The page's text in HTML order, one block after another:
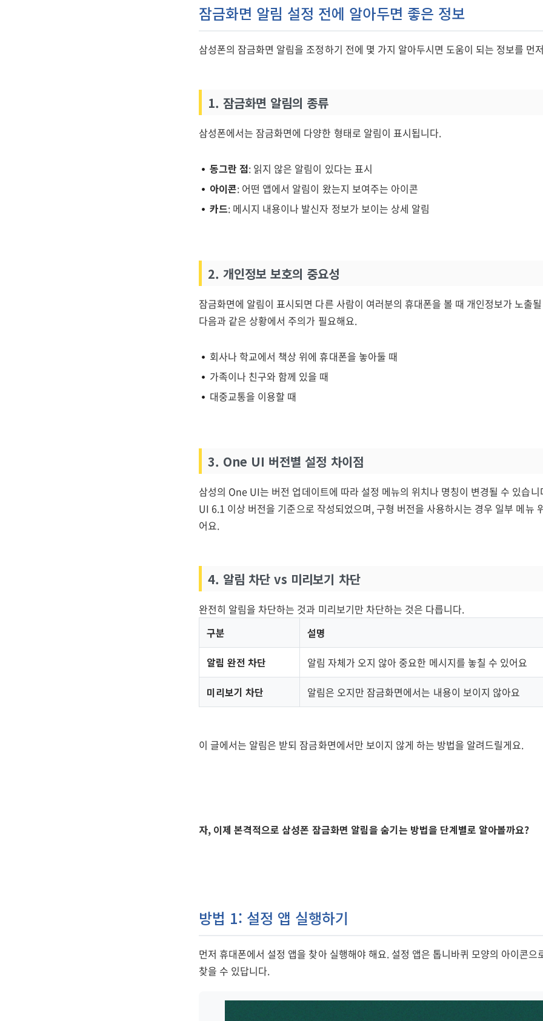
잠금화면 알림 설정 전에 알아두면 좋은 정보
삼성폰의 잠금화면 알림을 조정하기 전에 몇 가지 알아두시면 도움이 되는 정보를 먼
1. 잠금화면 알림의 종류
삼성폰에서는 잠금화면에 다양한 형태로 알림이 표시됩니다.
동그란 점: 읽지 않은 알림이 있다는 표시
아이콘: 어떤 앱에서 알림이 왔는지 보여주는 아이콘
카드: 메시지 내용이나 발신자 정보가 보이는 상세 알림
2. 개인정보 보호의 중요성
잠금화면에 알림이 표시되면 다른 사람이 여러분의 휴대폰을 볼 때 개인정보가 노출
다음과 같은 상황에서 주의가 필요해요.
회사나 학교에서 책상 위에 휴대폰을 놓아둘 때
가족이나 친구와 함께 있을 때
대중교통을 이용할 때
3. One UI 버전별 설정 차이점
삼성의 One UI는 버전 업데이트에 따라 설정 메뉴의 위치나 명칭이 변경될 수 있습
UI 6.1 이상 버전을 기준으로 작성되었으며, 구형 버전을 사용하시는 경우 일부 메뉴
어요.
4. 알림 차단 vs 미리보기 차단
완전히 알림을 차단하는 것과 미리보기만 차단하는 것은 다릅니다.
구분
설명
알림 완전 차단 알림 자체가 오지 않아 중요한 메시지를 놓칠 수 있어요
미리보기 차단 알림은 오지만 잠금화면에서는 내용이 보이지 않아요
이 글에서는 알림은 받되 잠금화면에서만 보이지 않게 하는 방법을 알려드릴게요.
자, 이제 본격적으로 삼성폰 잠금화면 알림을 숨기는 방법을 단계별로 알아볼까요?
방법 1: 설정 앱 실행하기
먼저 휴대폰에서 설정 앱을 찾아 실행해야 해요. 설정 앱은 톱니바퀴 모양의 아이콘으
찾을 수 있답니다.